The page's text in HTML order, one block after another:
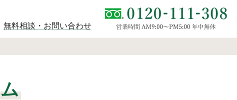
無料相談・お問い合わせ